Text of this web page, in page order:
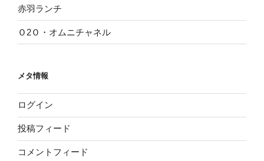
赤羽ランチ
Ｏ2Ｏ・オムニチャネル
メタ情報
ログイン
投稿フィード
コメントフィード